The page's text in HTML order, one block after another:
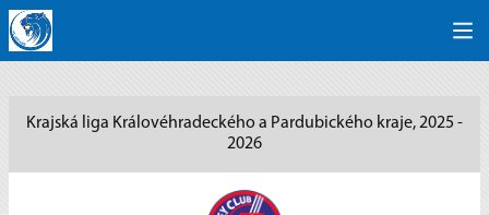
Krajská liga Královéhradeckého a Pardubického kraje, 2025 -
2026